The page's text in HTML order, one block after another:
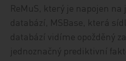
ReMuS, který je napojen
databází, MSBase, která
databází vidíme opožděný
jednoznačný prediktivní